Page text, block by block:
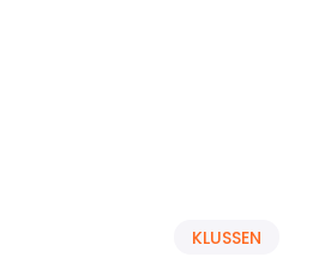
KLUSSEN